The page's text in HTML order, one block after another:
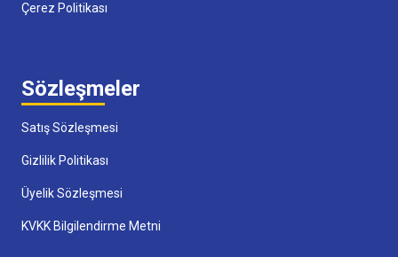
Çerez Politikası
Sözleşmeler
Satış Sözleşmesi
Gizlilik Politikası
Üyelik Sözleşmesi
KVKK Bilgilendirme Metni